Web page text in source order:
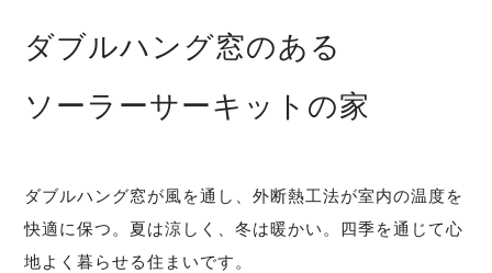
ダブルハング窓のある
ソーラーサーキットの家
ダブルハング窓が風を通し、外断熱工法が室内の温度を
快適に保つ。夏は涼しく、冬は暖かい。四季を通じて心
地よく暮らせる住まいです。